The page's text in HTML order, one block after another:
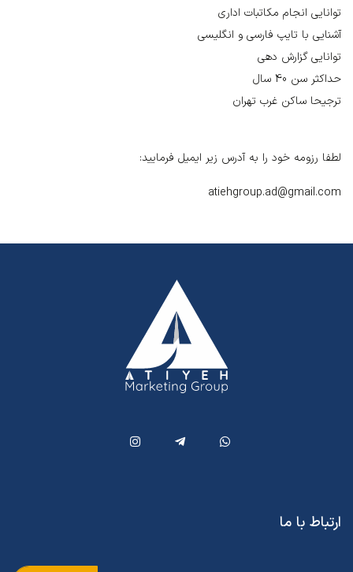
توانایی انجام مکاتبات اداری
آشنایی با تایپ فارسی و انگلیسی
توانایی گزارش دهی
حداکثر سن 40 سال
ترجیحا ساکن غرب تهران
لطفا رزومه خود را به آدرس زیر ایمیل فرمایید:
atiehgroup.ad@gmail.com
ارتباط با ما